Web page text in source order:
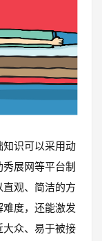
识可以采用动
展网等平台制
观、简洁的方
度，还能激发
众、易于被接